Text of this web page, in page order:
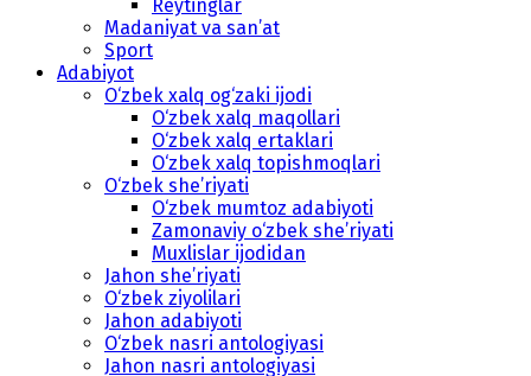
Reytinglar
Madaniyat va san’at
Sport
Adabiyot
O‘zbek xalq og‘zaki ijodi
O‘zbek xalq maqollari
O‘zbek xalq ertaklari
O‘zbek xalq topishmoqlari
O‘zbek she’riyati
O‘zbek mumtoz adabiyoti
Zamonaviy o‘zbek she’riyati
Muxlislar ijodidan
Jahon she’riyati
O‘zbek ziyolilari
Jahon adabiyoti
O‘zbek nasri antologiyasi
Jahon nasri antologiyasi